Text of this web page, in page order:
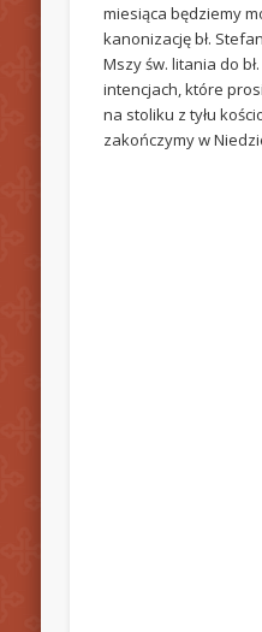
miesiąca będziemy
kanonizację bł.
Mszy św. litania do
intencjach, które
na stoliku z tyłu
zakończymy w